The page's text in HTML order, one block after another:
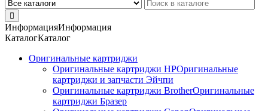
ИнформацияИнформация
КаталогКаталог
Оригинальные картриджи
Оригинальные картриджи HPОригинальные
картриджи и запчасти Эйчпи
Оригинальные картриджи BrotherОригинальные
картриджи Бразер